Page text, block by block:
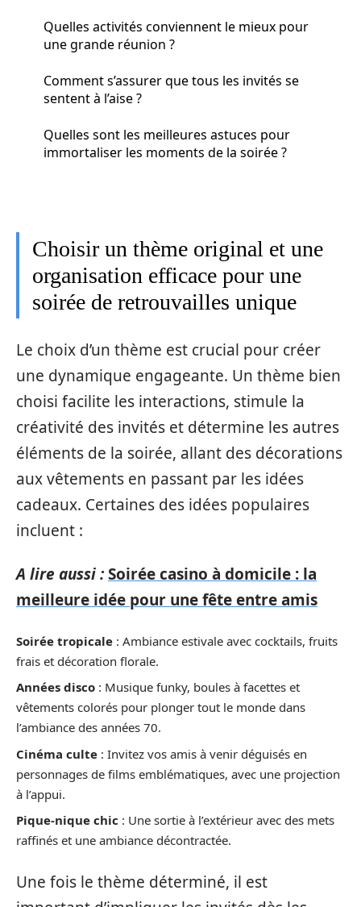
Quelles activités conviennent le mieux pour
une grande réunion ?
Comment s’assurer que tous les invités se
sentent à l’aise ?
Quelles sont les meilleures astuces pour
immortaliser les moments de la soirée ?
Choisir un thème original et une
organisation efficace pour une
soirée de retrouvailles unique
Le choix d’un thème est crucial pour créer
une dynamique engageante. Un thème bien
choisi facilite les interactions, stimule la
créativité des invités et détermine les autres
éléments de la soirée, allant des décorations
aux vêtements en passant par les idées
cadeaux. Certaines des idées populaires
incluent :
A lire aussi :Soirée casino à domicile : la
meilleure idée pour une fête entre amis
Soirée tropicale : Ambiance estivale avec cocktails, fruits
frais et décoration florale.
Années disco : Musique funky, boules à facettes et
vêtements colorés pour plonger tout le monde dans
l’ambiance des années 70.
Cinéma culte : Invitez vos amis à venir déguisés en
personnages de films emblématiques, avec une projection
à l’appui.
Pique-nique chic : Une sortie à l’extérieur avec des mets
raffinés et une ambiance décontractée.
Une fois le thème déterminé, il est